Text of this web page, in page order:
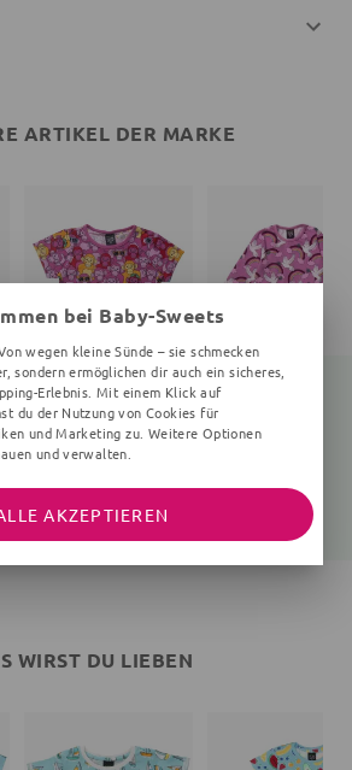
ARTIKEL DER MARKE
T-Shirt
26,95 €
WIRST DU LIEBEN
bei Baby-Sweets
wegen kleine Sünde – sie schmecken
sondern ermöglichen dir auch ein sicheres,
Erlebnis. Mit einem Klick auf
du der Nutzung von Cookies für
und Marketing zu. Weitere Optionen
und verwalten.
AKZEPTIEREN